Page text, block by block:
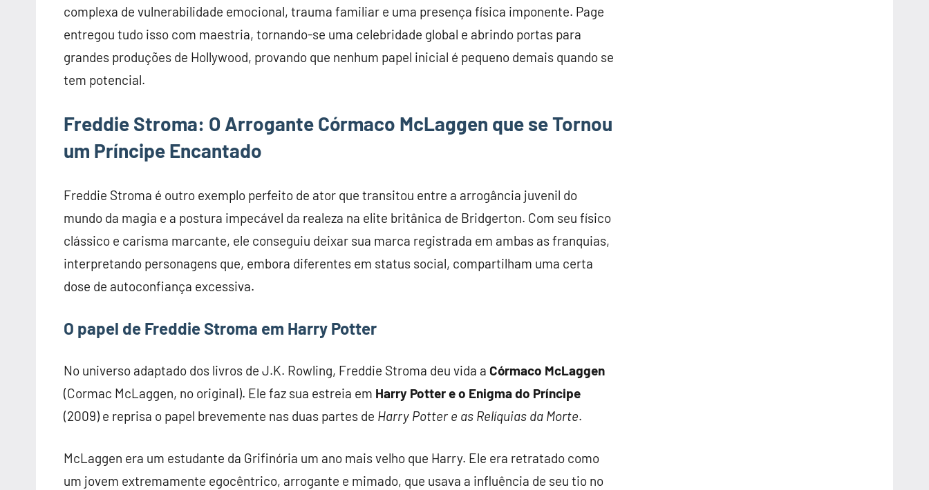
complexa de vulnerabilidade emocional, trauma familiar e uma presença física imponente. Page
entregou tudo isso com maestria, tornando-se uma celebridade global e abrindo portas para
grandes produções de Hollywood, provando que nenhum papel inicial é pequeno demais quando se
tem potencial.
Freddie Stroma: O Arrogante Córmaco McLaggen que se Tornou
um Príncipe Encantado
Freddie Stroma é outro exemplo perfeito de ator que transitou entre a arrogância juvenil do
mundo da magia e a postura impecável da realeza na elite britânica de Bridgerton. Com seu físico
clássico e carisma marcante, ele conseguiu deixar sua marca registrada em ambas as franquias,
interpretando personagens que, embora diferentes em status social, compartilham uma certa
dose de autoconfiança excessiva.
O papel de Freddie Stroma em Harry Potter
No universo adaptado dos livros de J.K. Rowling, Freddie Stroma deu vida a Córmaco McLaggen
(Cormac McLaggen, no original). Ele faz sua estreia em Harry Potter e o Enigma do Príncipe
(2009) e reprisa o papel brevemente nas duas partes de Harry Potter e as Relíquias da Morte.
McLaggen era um estudante da Grifinória um ano mais velho que Harry. Ele era retratado como
um jovem extremamente egocêntrico, arrogante e mimado, que usava a influência de seu tio no